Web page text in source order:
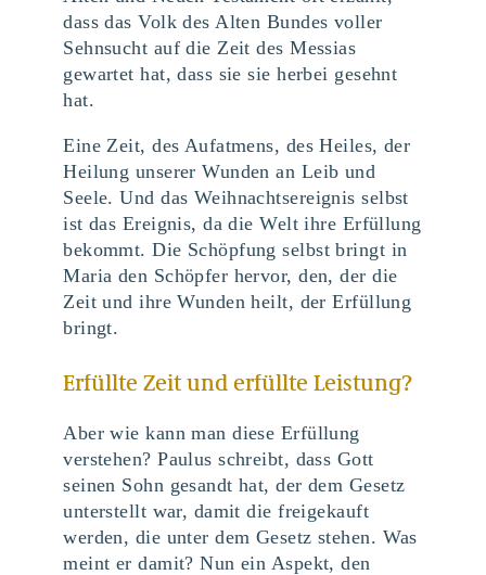
dass das Volk des Alten Bundes voller
Sehnsucht auf die Zeit des Messias
gewartet hat, dass sie sie herbei gesehnt
hat.
Eine Zeit, des Aufatmens, des Heiles, der
Heilung unserer Wunden an Leib und
Seele. Und das Weihnachtsereignis selbst
ist das Ereignis, da die Welt ihre Erfüllung
bekommt. Die Schöpfung selbst bringt in
Maria den Schöpfer hervor, den, der die
Zeit und ihre Wunden heilt, der Erfüllung
bringt.
Erfüllte Zeit und erfüllte Leistung?
Aber wie kann man diese Erfüllung
verstehen? Paulus schreibt, dass Gott
seinen Sohn gesandt hat, der dem Gesetz
unterstellt war, damit die freigekauft
werden, die unter dem Gesetz stehen. Was
meint er damit? Nun ein Aspekt, den